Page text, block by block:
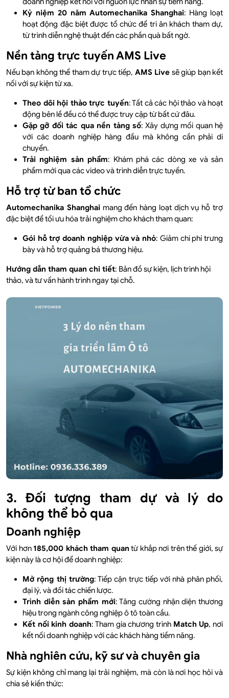
Kỷ niệm 20 năm Automechanika Shanghai: Hàng loạt
hoạt động đặc biệt được tổ chức để tri ân khách tham dự,
từ trình diễn nghệ thuật đến các phần quà bất ngờ.
Nền tảng trực tuyến AMS Live
Nếu bạn không thể tham dự trực tiếp, AMS Live sẽ giúp bạn kết
nối với sự kiện từ xa.
Theo dõi hội thảo trực tuyến: Tất cả các hội thảo và hoạt
động bên lề đều có thể được truy cập từ bất cứ đâu.
Gặp gỡ đối tác qua nền tảng số: Xây dựng mối quan hệ
với các doanh nghiệp hàng đầu mà không cần phải di
chuyển.
Trải nghiệm sản phẩm: Khám phá các dòng xe và sản
phẩm mới qua các video và trình diễn trực tuyến.
Hỗ trợ từ ban tổ chức
Automechanika Shanghaimang đến hàng loạt dịch vụ hỗ trợ
đặc biệt để tối ưu hóa trải nghiệm cho khách tham quan:
Gói hỗ trợ doanh nghiệp vừa và nhỏ: Giảm chi phí trưng
bày và hỗ trợ quảng bá thương hiệu.
Hướng dẫn tham quan chi tiết: Bản đồ sự kiện, lịch trình hội
thảo, và tư vấn hành trình ngay tại chỗ.
3. Đối tượng tham dự và lý do
không thể bỏ qua
Doanh nghiệp
Với hơn 185,000 khách tham quan từ khắp nơi trên thế giới, sự
kiện này là cơ hội để doanh nghiệp:
Mở rộng thị trường: Tiếp cận trực tiếp với nhà phân phối,
đại lý, và đối tác chiến lược.
Trình diễn sản phẩm mới: Tăng cường nhận diện thương
hiệu trong ngành công nghiệp ô tô toàn cầu.
Kết nối kinh doanh: Tham gia chương trình Match Up, nơi
kết nối doanh nghiệp với các khách hàng tiềm năng.
Nhà nghiên cứu, kỹ sư và chuyên gia
Sự kiện không chỉ mang lại trải nghiệm, mà còn là nơi học hỏi và
chia sẻ kiến thức: